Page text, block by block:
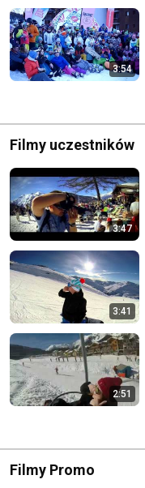
3:54
Filmy uczestników
3:47
3:41
2:51
Filmy Promo